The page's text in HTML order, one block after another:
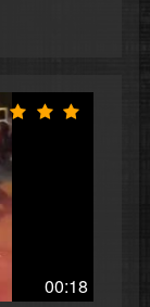
00:18